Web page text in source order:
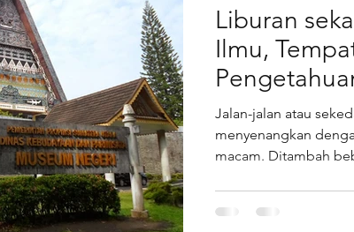
Liburan
Ilmu,
Jalan-jalan atau
menyenangkan
macam. Ditambah